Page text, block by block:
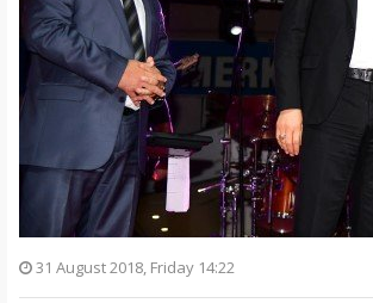
31 August 2018, Friday 14:22